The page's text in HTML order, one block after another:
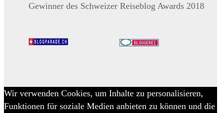
Gewinner des Schweizer Reiseblog Awards 2018
Wir verwenden Cookies, um Inhalte zu personalisieren,
Funktionen für soziale Medien anbieten zu können und die